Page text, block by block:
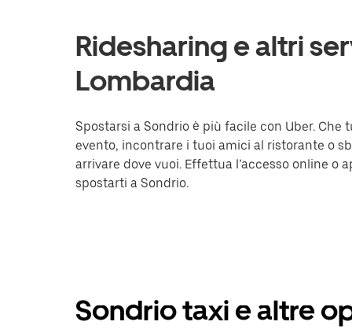
Ridesharing e altri
Lombardia
Spostarsi a Sondrio è più facile con Uber. Che
evento, incontrare i tuoi amici al ristorante o
arrivare dove vuoi. Effettua l’accesso online o
spostarti a Sondrio.
Sondrio taxi e altre